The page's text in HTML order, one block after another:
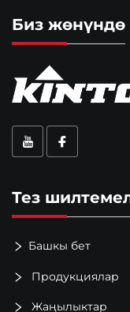
Биз жөнүндө
Тез
Башкы бет
Продукциялар
Жаңылыктар